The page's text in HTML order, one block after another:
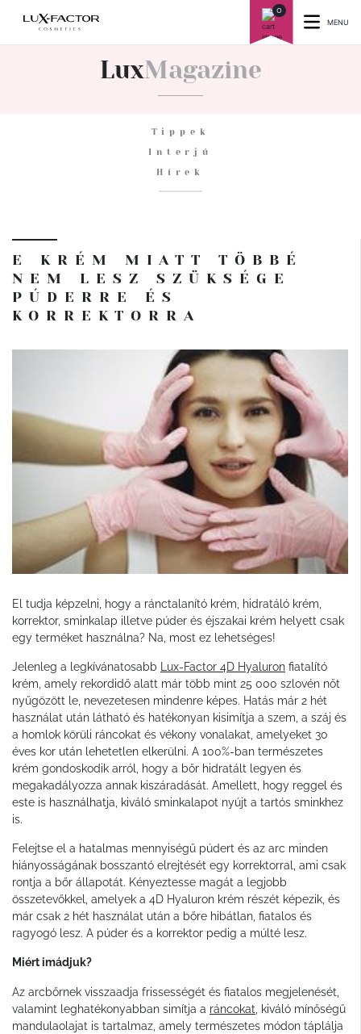
0
MENU
LuxMagazine
Tippek
Interjú
Hírek
E KRÉM MIATT TÖBBÉ
NEM LESZ SZÜKSÉGE
PÚDERRE ÉS
KORREKTORRA
El tudja képzelni, hogy a ránctalanító krém, hidratáló krém,
korrektor, sminkalap illetve púder és éjszakai krém helyett csak
egy terméket használna? Na, most ez lehetséges!
Jelenleg a legkívánatosabb Lux-Factor 4D Hyaluron fiatalító
krém, amely rekordidő alatt már több mint 25 000 szlovén nőt
nyűgözött le, nevezetesen mindenre képes. Hatás már 2 hét
használat után látható és hatékonyan kisimítja a szem, a száj és
a homlok körüli ráncokat és vékony vonalakat, amelyeket 30
éves kor után lehetetlen elkerülni. A 100%-ban természetes
krém gondoskodik arról, hogy a bőr hidratált legyen és
megakadályozza annak kiszáradását. Amellett, hogy reggel és
este is használhatja, kiváló sminkalapot nyújt a tartós sminkhez
is.
Felejtse el a hatalmas mennyiségű púdert és az arc minden
hiányosságának bosszantó elrejtését egy korrektorral, ami csak
rontja a bőr állapotát. Kényeztesse magát a legjobb
összetevőkkel, amelyek a 4D Hyaluron krém részét képezik, és
már csak 2 hét használat után a bőre hibátlan, fiatalos és
ragyogó lesz. A púder és a korrektor pedig a múlté lesz.
Miért imádjuk?
Az arcbőrnek visszaadja frissességét és fiatalos megjelenését,
valamint leghatékonyabban simítja a ráncokat , kiváló mínőségű
mandulaolajat is tartalmaz, amely természetes módon táplálja